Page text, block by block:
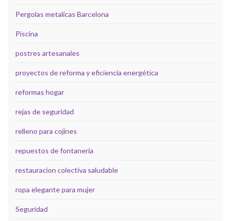
Pergolas metalicas Barcelona
Piscina
postres artesanales
proyectos de reforma y eficiencia energética
reformas hogar
rejas de seguridad
relleno para cojines
repuestos de fontanería
restauracion colectiva saludable
ropa elegante para mujer
Seguridad